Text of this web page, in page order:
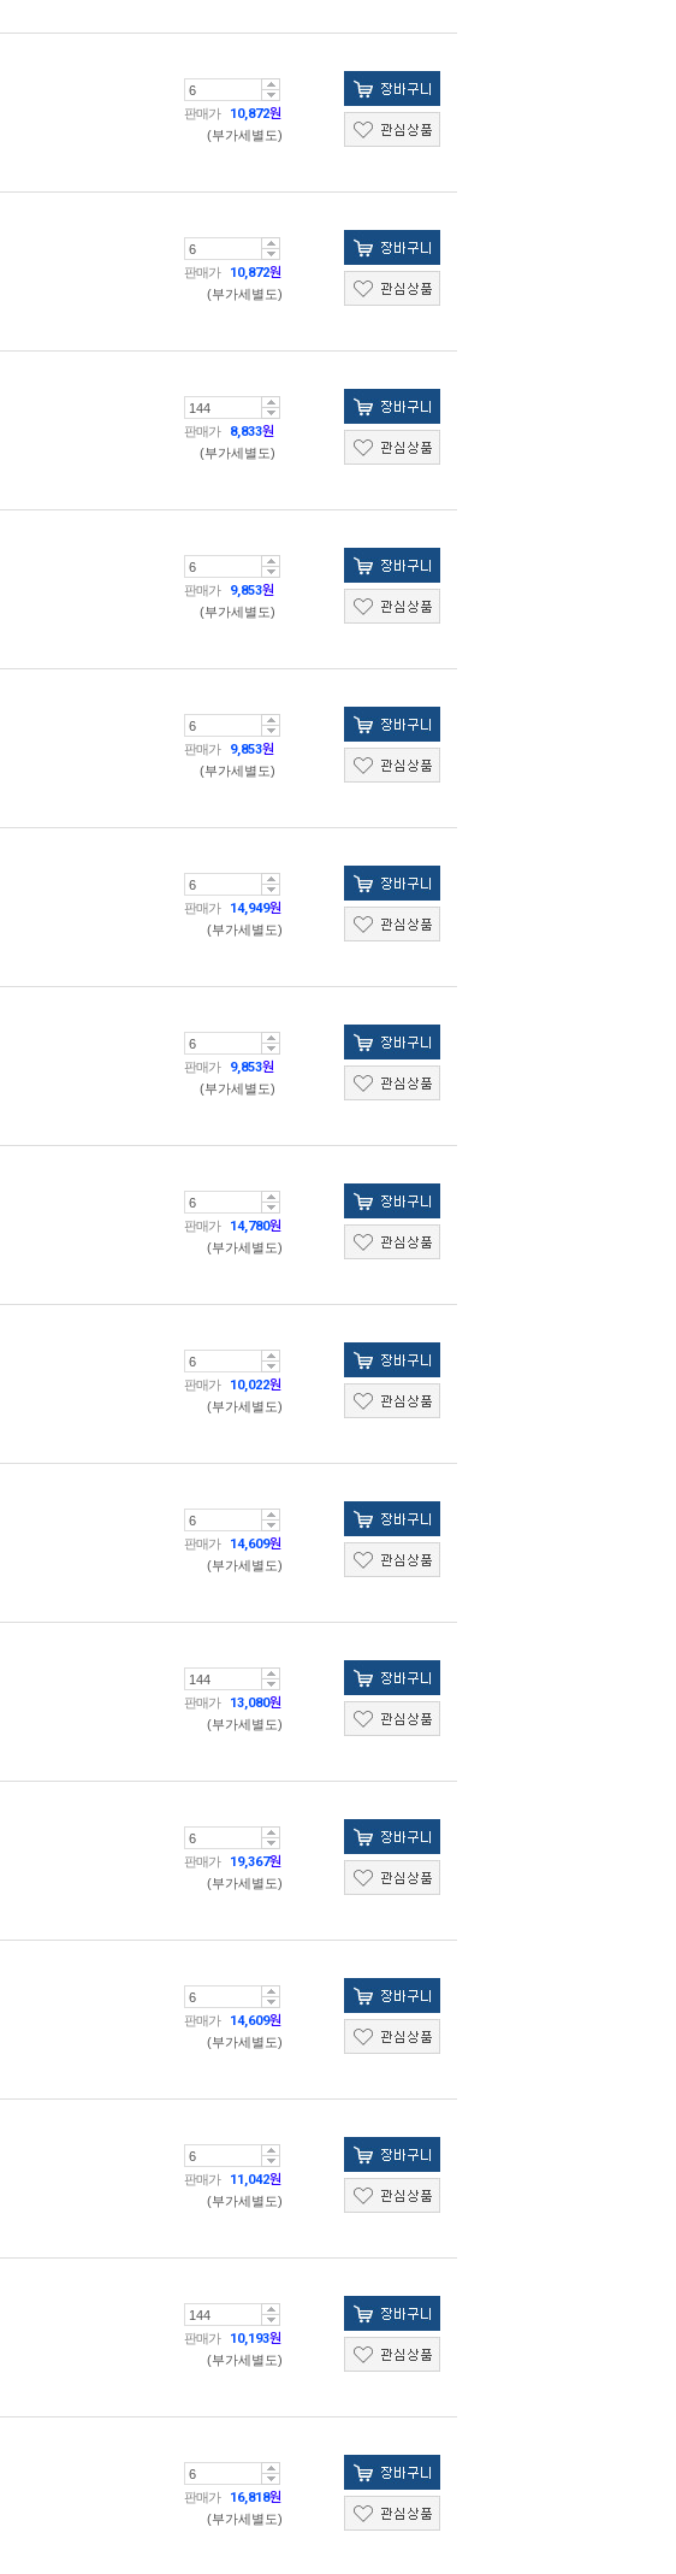
판매가 10,872원
(부가세별도)
판매가 10,872원
(부가세별도)
판매가 8,833원
(부가세별도)
판매가 9,853원
(부가세별도)
판매가 9,853원
(부가세별도)
판매가 14,949원
(부가세별도)
판매가 9,853원
(부가세별도)
판매가 14,780원
(부가세별도)
판매가 10,022원
(부가세별도)
판매가 14,609원
(부가세별도)
판매가 13,080원
(부가세별도)
판매가 19,367원
(부가세별도)
판매가 14,609원
(부가세별도)
판매가 11,042원
(부가세별도)
판매가 10,193원
(부가세별도)
판매가 16,818원
(부가세별도)